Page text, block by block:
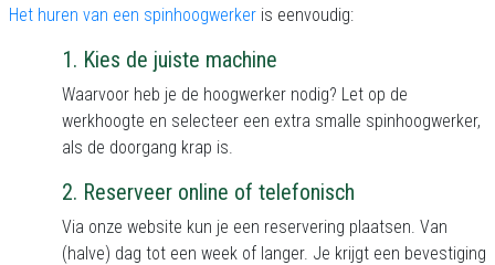
Het huren van een spinhoogwerker is eenvoudig:
1. Kies de juiste machine
Waarvoor heb je de hoogwerker nodig? Let op de
werkhoogte en selecteer een extra smalle spinhoogwerker,
als de doorgang krap is.
2. Reserveer online of telefonisch
Via onze website kun je een reservering plaatsen. Van
(halve) dag tot een week of langer. Je krijgt een bevestiging